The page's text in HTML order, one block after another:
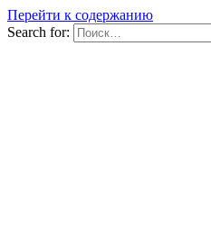
Перейти к содержанию
Search for: